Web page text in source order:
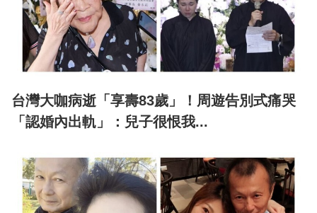
台灣大咖病逝「享壽83歲」！周遊告別式痛哭
「認婚內出軌」：兒子很恨我...